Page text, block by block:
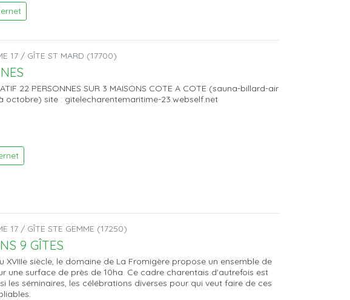
17 / GÎTE ST MARD (17700)
22 PERSONNES SUR 3 MAISONS COTE A COTE (sauna-billard-air
octobre) site : gitelecharentemaritime-23.webself.net
17 / GÎTE STE GEMME (17250)
9 GÎTES
siècle, le domaine de La Fromigère propose un ensemble de
une surface de près de 10ha. Ce cadre charentais d'autrefois est
les séminaires, les célébrations diverses pour qui veut faire de ces